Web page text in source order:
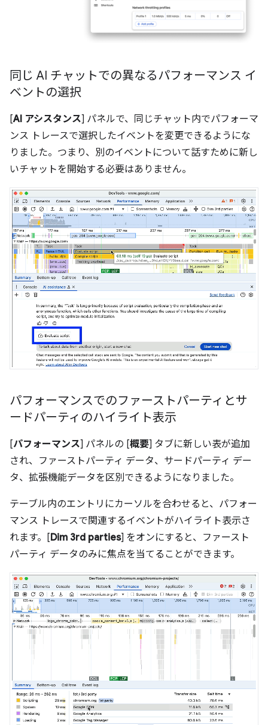
同じ AI チャットでの異なるパフォーマンス イ
ベントの選択
[AI アシスタンス] パネルで、同じチャット内でパフォーマ
ンス トレースで選択したイベントを変更できるようにな
りました。つまり、別のイベントについて話すために新し
いチャットを開始する必要はありません。
パフォーマンスでのファーストパーティとサ
ードパーティのハイライト表示
[パフォーマンス] パネルの [概要] タブに新しい表が追加
され、ファーストパーティ データ、サードパーティ デー
タ、拡張機能データを区別できるようになりました。
テーブル内のエントリにカーソルを合わせると、パフォー
マンス トレースで関連するイベントがハイライト表示さ
れます。[Dim 3rd parties] をオンにすると、ファースト
パーティ データのみに焦点を当てることができます。